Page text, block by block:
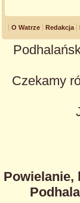
O Watrze Redakcja
Czekamy
Powielanie,